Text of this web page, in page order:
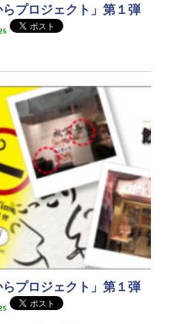
プロジェクト」第１弾
プロジェクト」第１弾